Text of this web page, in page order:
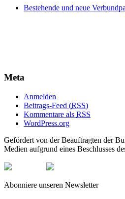
Bestehende und neue
Meta
Anmelden
Beitrags-Feed (RSS)
Kommentare als RSS
WordPress.org
Gefördert von der Beauftragten der
Medien aufgrund eines Beschlusses
Abonniere unseren Newsletter